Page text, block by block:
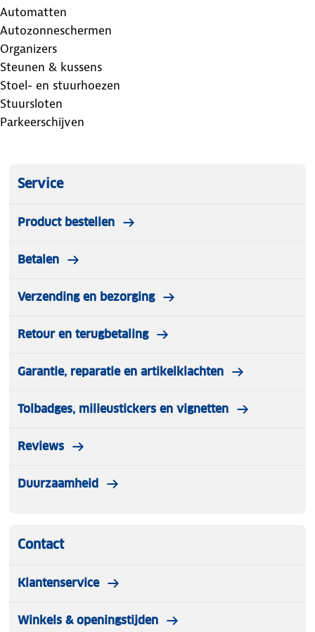
Automatten
Autozonneschermen
Organizers
Steunen & kussens
Stoel- en stuurhoezen
Stuursloten
Parkeerschijven
Service
Product bestellen
Betalen
Verzending en bezorging
Retour en terugbetaling
Garantie, reparatie en artikelklachten
Tolbadges, milieustickers en vignetten
Reviews
Duurzaamheid
Contact
Klantenservice
Winkels & openingstijden